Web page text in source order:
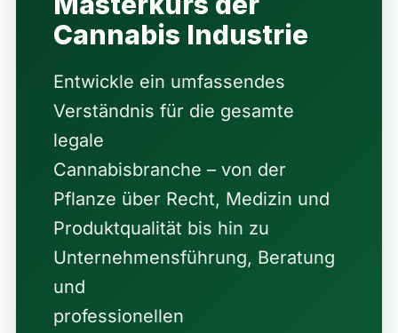
Cannabis Industrie
Entwickle ein umfassendes
Verständnis für die gesamte
legale
Cannabisbranche – von der
Pflanze über Recht, Medizin und
Produktqualität bis hin zu
Unternehmensführung, Beratung
und
professionellen